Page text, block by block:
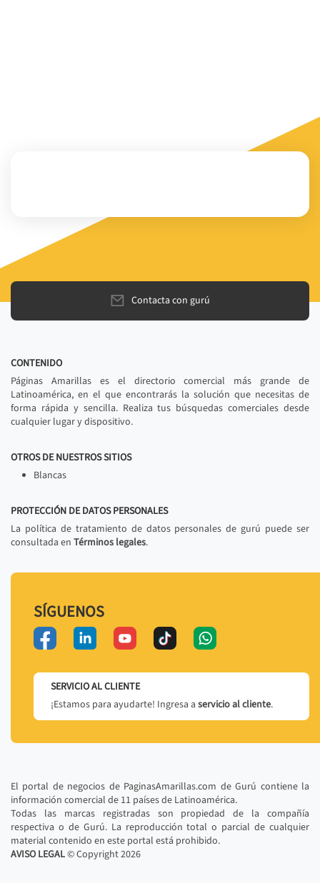
Contacta con gurú
CONTENIDO
Páginas Amarillas es el directorio comercial más grande de
Latinoamérica, en el que encontrarás la solución que necesitas de
forma rápida y sencilla. Realiza tus búsquedas comerciales desde
cualquier lugar y dispositivo.
OTROS DE NUESTROS SITIOS
Blancas
PROTECCIÓN DE DATOS PERSONALES
La política de tratamiento de datos personales de gurú puede ser
consultada en Términos legales.
SÍGUENOS
SERVICIO AL CLIENTE
¡Estamos para ayudarte! Ingresa a servicio al cliente.
El portal de negocios de PaginasAmarillas.com de Gurú contiene la
información comercial de 11 países de Latinoamérica.
Todas las marcas registradas son propiedad de la compañía
respectiva o de Gurú. La reproducción total o parcial de cualquier
material contenido en este portal está prohibido.
AVISO LEGAL© Copyright2026